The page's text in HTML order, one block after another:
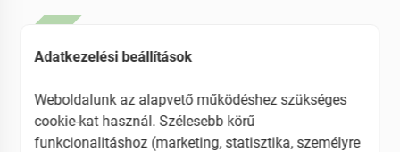
Adatkezelési beállítások
Weboldalunk az alapvető működéshez szükséges
cookie-kat használ. Szélesebb körű
funkcionalitáshoz (marketing, statisztika, személyre